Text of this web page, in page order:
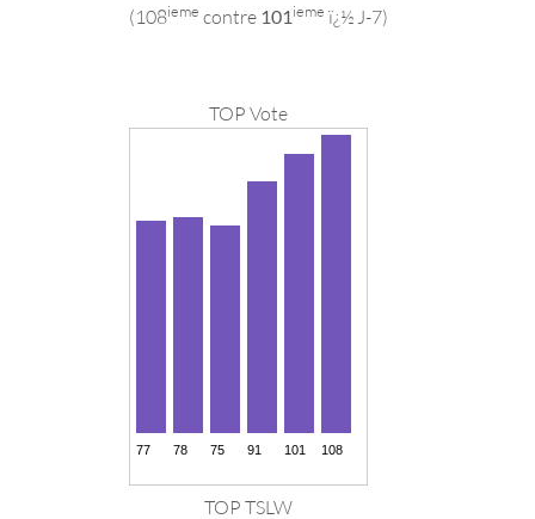
(108ieme contre 101ieme ï¿½ J-7)
TOP Vote
TOP TSLW